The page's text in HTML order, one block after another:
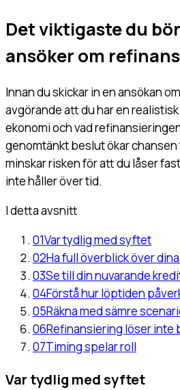
Det viktigaste du
ansöker om
Innan du skickar in en ansökan
avgörande att du har en
ekonomi och vad
genomtänkt beslut ökar
minskar risken för att du låser
inte håller över tid.
I detta avsnitt
01Var tydlig med syftet
02Ha full överblick över
03Se till din nuvarande
04Förstå hur löptiden
05Räkna med sämre
06Refinansiering löser
07Timing spelar roll
Var tydlig med syftet